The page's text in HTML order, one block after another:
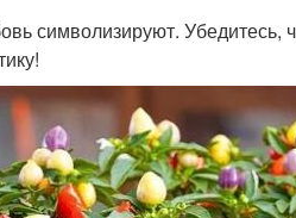
символизируют. Убедитесь,